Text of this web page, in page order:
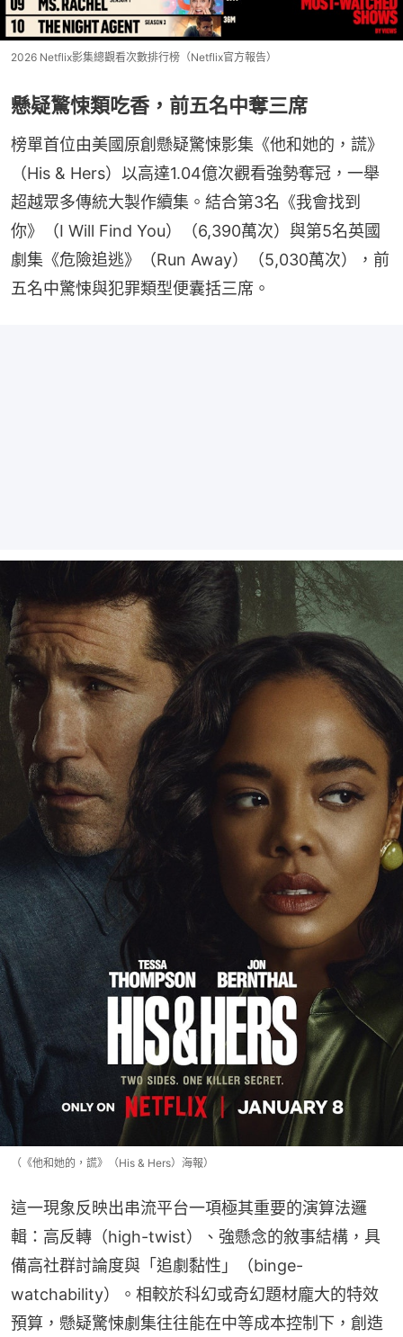
2026 Netflix影集總觀看次數排行榜（Netflix官方報告）
懸疑驚悚類吃香，前五名中奪三席
榜單首位由美國原創懸疑驚悚影集《他和她的，謊》
（His & Hers）以高達1.04億次觀看強勢奪冠，一舉
超越眾多傳統大製作續集。結合第3名《我會找到
你》（I Will Find You）（6,390萬次）與第5名英國
劇集《危險追逃》（Run Away）（5,030萬次），前
五名中驚悚與犯罪類型便囊括三席。
（《他和她的，謊》（His & Hers）海報）
這一現象反映出串流平台一項極其重要的演算法邏
輯：高反轉（high-twist）、強懸念的敘事結構，具
備高社群討論度與「追劇黏性」（binge-
watchability）。相較於科幻或奇幻題材龐大的特效
預算，懸疑驚悚劇集往往能在中等成本控制下，創造